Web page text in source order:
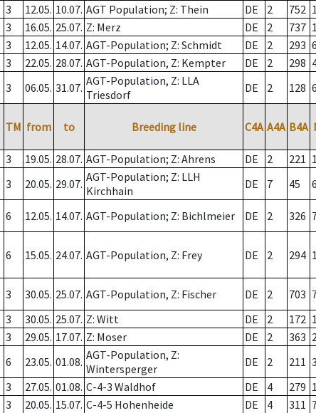
3 12.05. 10.07. AGT Population; Z: Thein DE 2 752
3 16.05. 25.07. Z: Merz DE 2 737
3 12.05. 14.07. AGT-Population; Z: Schmidt DE 2 293
3 22.05. 28.07. AGT-Population, Z: Kempter DE 2 298
3 06.05. 31.07. AGT-Population, Z: LLA
Triesdorf
DE 2 128
TM from to Breeding line C4A A4A B4A
3 19.05. 28.07. AGT-Population; Z: Ahrens DE 2 221
3 20.05. 29.07. AGT-Population; Z: LLH
Kirchhain
DE 7 45
6 12.05. 14.07. AGT-Population; Z: Bichlmeier DE 2 326
6 15.05. 24.07. AGT-Population, Z: Frey DE 2 294
3 30.05. 25.07. AGT-Population, Z: Fischer DE 2 703
3 30.05. 25.07. Z: Witt DE 2 172 1
3 29.05. 17.07. Z: Moser DE 2 363
6 23.05. 01.08. AGT-Population, Z:
Wintersperger
DE 2 211
3 27.05. 01.08. C-4-3 Waldhof DE 4 279 1
3 20.05. 15.07. C-4-5 Hohenheide DE 4 311